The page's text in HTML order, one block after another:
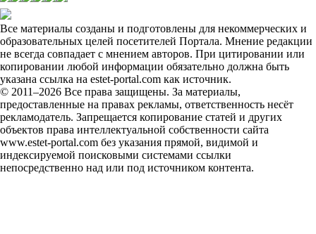
Все материалы созданы и подготовлены для некоммерческих и
образовательных целей посетителей Портала. Мнение редакции
не всегда совпадает с мнением авторов. При цитировании или
копировании любой информации обязательно должна быть
указана ссылка на estet-portal.com как источник.
© 2011–2026 Все права защищены. За материалы,
предоставленные на правах рекламы, ответственность несёт
рекламодатель. Запрещается копирование статей и других
объектов права интеллектуальной собственности сайта
www.estet-portal.com без указания прямой, видимой и
индексируемой поисковыми системами ссылки
непосредственно над или под источником контента.